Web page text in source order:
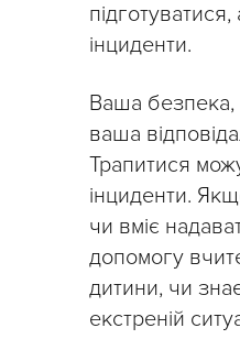
інциденти.
Ваша
ваша
Трапитися
інциденти.
чи вміє
допомогу
дитини, чи
екстреній